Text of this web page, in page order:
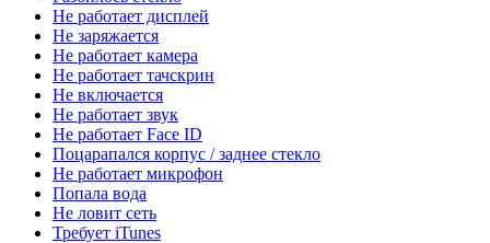
Не работает дисплей
Не заряжается
Не работает камера
Не работает тачскрин
Не включается
Не работает звук
Не работает Face ID
Поцарапался корпус / заднее стекло
Не работает микрофон
Попала вода
Не ловит сеть
Требует iTunes